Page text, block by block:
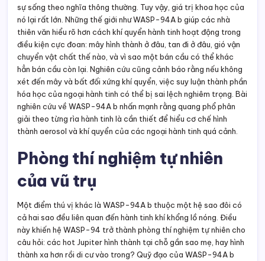
sự sống theo nghĩa thông thường. Tuy vậy, giá trị khoa học của
nó lại rất lớn. Những thế giới như WASP-94A b giúp các nhà
thiên văn hiểu rõ hơn cách khí quyển hành tinh hoạt động trong
điều kiện cực đoan: mây hình thành ở đâu, tan đi ở đâu, gió vận
chuyển vật chất thế nào, và vì sao một bán cầu có thể khác
hẳn bán cầu còn lại. Nghiên cứu cũng cảnh báo rằng nếu không
xét đến mây và bất đối xứng khí quyển, việc suy luận thành phần
hóa học của ngoại hành tinh có thể bị sai lệch nghiêm trọng. Bài
nghiên cứu về WASP-94A b nhấn mạnh rằng quang phổ phân
giải theo từng rìa hành tinh là cần thiết để hiểu cơ chế hình
thành aerosol và khí quyển của các ngoại hành tinh quá cảnh.
Phòng thí nghiệm tự nhiên
của vũ trụ
Một điểm thú vị khác là WASP-94A b thuộc một hệ sao đôi có
cả hai sao đều liên quan đến hành tinh khí khổng lồ nóng. Điều
này khiến hệ WASP-94 trở thành phòng thí nghiệm tự nhiên cho
câu hỏi: các hot Jupiter hình thành tại chỗ gần sao mẹ, hay hình
thành xa hơn rồi di cư vào trong? Quỹ đạo của WASP-94A b